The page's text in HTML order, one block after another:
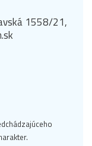
1558/21,